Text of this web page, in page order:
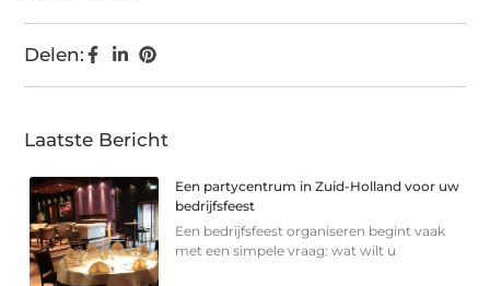
Delen:
Laatste Bericht
Een partycentrum in Zuid-Holland voor uw
bedrijfsfeest
Een bedrijfsfeest organiseren begint vaak
met een simpele vraag: wat wilt u